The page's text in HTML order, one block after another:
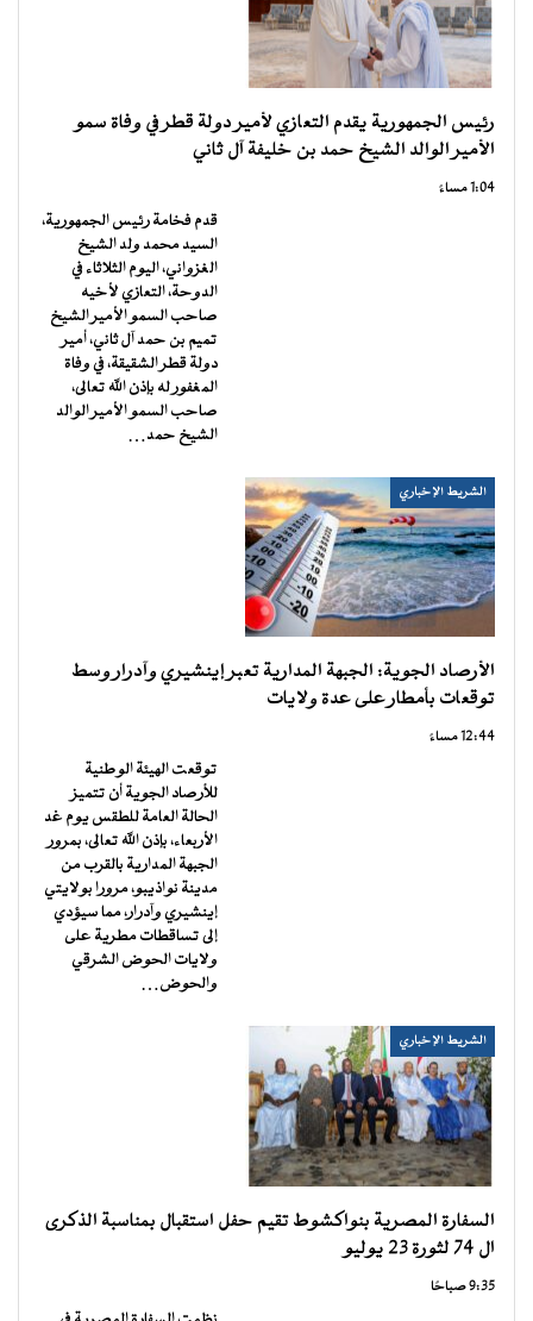
رئيس الجمهورية يقدم التعازي لأمير دولة قطر في وفاة سمو
الأمير الوالد الشيخ حمد بن خليفة آل ثاني
1:04 مساءً
قدم فخامة رئيس الجمهورية،
السيد محمد ولد الشيخ
الغزواني، اليوم الثلاثاء في
الدوحة، التعازي لأخيه
صاحب السمو الأمير الشيخ
تميم بن حمد آل ثاني، أمير
دولة قطر الشقيقة، في وفاة
المغفور له بإذن الله تعالى،
صاحب السمو الأمير الوالد
الشيخ حمد…
الشريط الإخباري
الأرصاد الجوية: الجبهة المدارية تعبر إينشيري وآدرار وسط
توقعات بأمطار على عدة ولايات
12:44 مساءً
توقعت الهيئة الوطنية
للأرصاد الجوية أن تتميز
الحالة العامة للطقس يوم غد
الأربعاء، بإذن الله تعالى، بمرور
الجبهة المدارية بالقرب من
مدينة نواذيبو، مرورا بولايتي
إينشيري وآدرار، مما سيؤدي
إلى تساقطات مطرية على
ولايات الحوض الشرقي
والحوض…
الشريط الإخباري
السفارة المصرية بنواكشوط تقيم حفل استقبال بمناسبة الذكرى
ال 74 لثورة 23 يوليو
9:35 صباحًا